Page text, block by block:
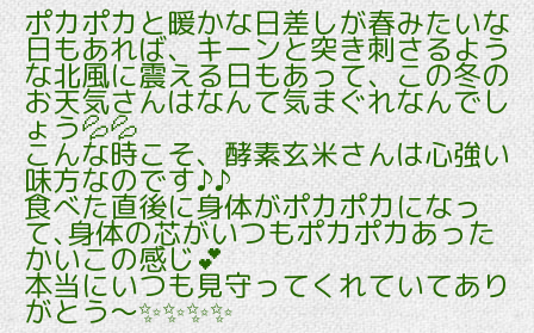
ポカポカと暖かな日差しが春みたいな
日もあれば、キーンと突き刺さるよう
な北風に震える日もあって、この冬の
お天気さんはなんて気まぐれなんでし
ょう💦💦
こんな時こそ、酵素玄米さんは心強い
味方なのです♪♪
食べた直後に身体がポカポカになっ
て､身体の芯がいつもポカポカあった
かいこの感じ💕
本当にいつも見守ってくれていてあり
がとう～✨✨✨✨